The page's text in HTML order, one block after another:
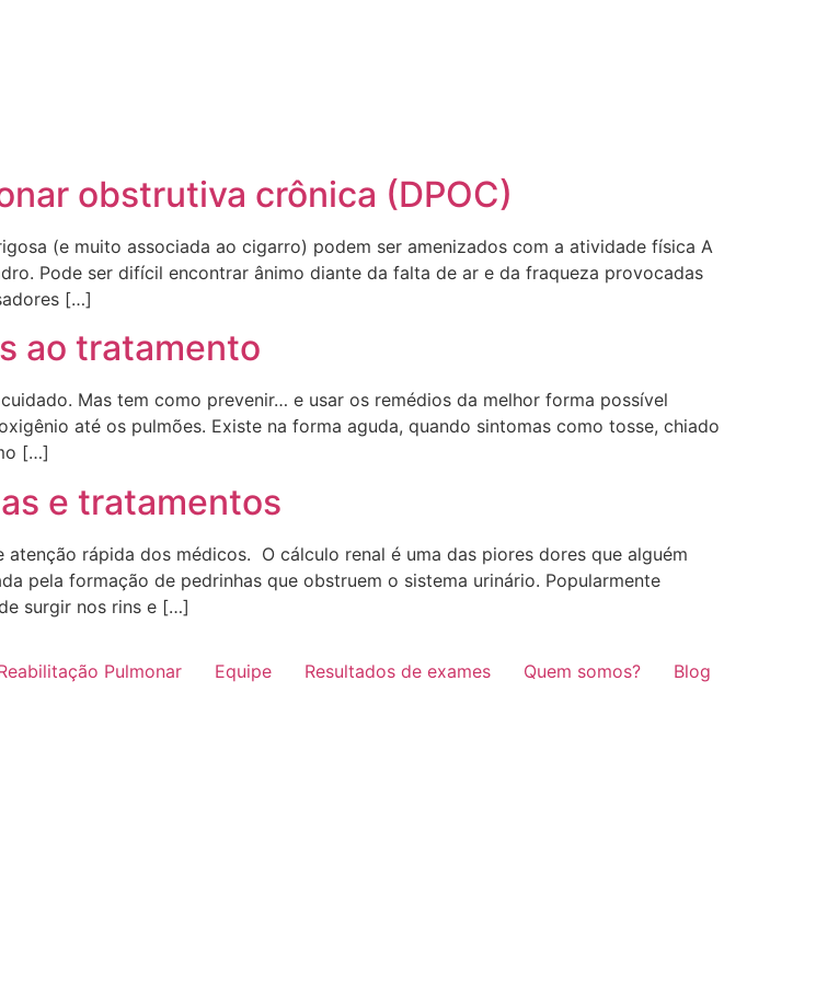
obstrutiva crônica (DPOC)
(e muito associada ao cigarro) podem ser amenizados com a atividade física A
Pode ser difícil encontrar ânimo diante da falta de ar e da fraqueza provocadas
[…]
ao tratamento
Mas tem como prevenir… e usar os remédios da melhor forma possível
até os pulmões. Existe na forma aguda, quando sintomas como tosse, chiado
[…]
e tratamentos
rápida dos médicos. O cálculo renal é uma das piores dores que alguém
pela formação de pedrinhas que obstruem o sistema urinário. Popularmente
surgir nos rins e […]
Pulmonar Equipe Resultados de exames Quem somos? Blog